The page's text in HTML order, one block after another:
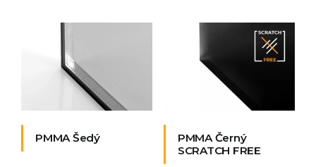
PMMA Šedý
PMMA Černý
SCRATCH FREE